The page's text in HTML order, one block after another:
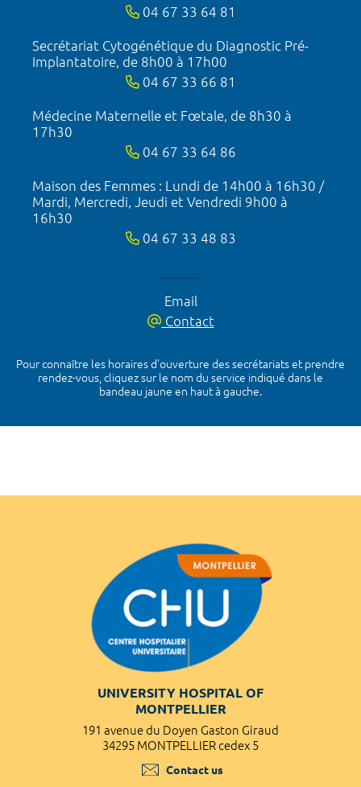
04 67 33 64 81
Secrétariat Cytogénétique du Diagnostic Pré-
Implantatoire, de 8h00 à 17h00
04 67 33 66 81
Médecine Maternelle et Fœtale, de 8h30 à
17h30
04 67 33 64 86
Maison des Femmes : Lundi de 14h00 à 16h30 /
Mardi, Mercredi, Jeudi et Vendredi 9h00 à
16h30
04 67 33 48 83
Email
Contact
Pour connaître les horaires d’ouverture des secrétariats et prendre
rendez-vous, cliquez sur le nom du service indiqué dans le
bandeau jaune en haut à gauche.
UNIVERSITY HOSPITAL OF
MONTPELLIER
191 avenue du Doyen Gaston Giraud
34295 MONTPELLIER cedex 5
Contact us